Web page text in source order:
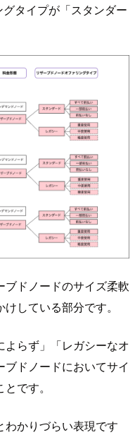
タイプが「スタンダー
ドノードのサイズ柔軟
している部分です。
らず」「レガシーなオ
ドノードにおいてサイ
です。
わかりづらい表現です